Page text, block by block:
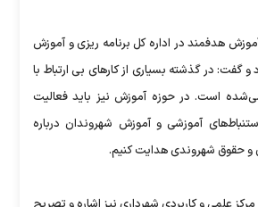
هدفمند در اداره کل برنامه ریزی و آموزش
و گفت: در گذشته بسیاری از کارهای بی ارتباط با
است. در حوزه آموزش نیز باید فعالیت
آموزشی و آموزش شهروندان درباره
و حقوق شهروندی هدایت کنیم.